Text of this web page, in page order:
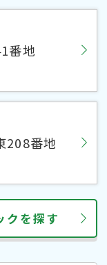
番地
208番地
クを探す